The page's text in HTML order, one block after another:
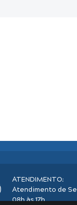
ATENDIMENTO:
Atendimento de
08h às 17h